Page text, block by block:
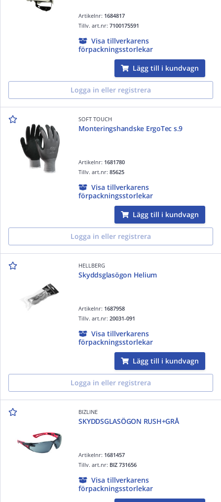
Artikelnr: 1684817
Tillv. art.nr:7100175591
Visa tillverkarens
förpackningsstorlekar
Lägg till i kundvagn
Logga in eller registrera
SOFT TOUCH
Monteringshandske ErgoTec s.9
Artikelnr: 1681780
Tillv. art.nr:85625
Visa tillverkarens
förpackningsstorlekar
Lägg till i kundvagn
Logga in eller registrera
HELLBERG
Skyddsglasögon Helium
Artikelnr: 1687958
Tillv. art.nr:20031-091
Visa tillverkarens
förpackningsstorlekar
Lägg till i kundvagn
Logga in eller registrera
BIZLINE
SKYDDSGLASÖGON RUSH+GRÅ
Artikelnr: 1681457
Tillv. art.nr: BIZ 731656
Visa tillverkarens
förpackningsstorlekar